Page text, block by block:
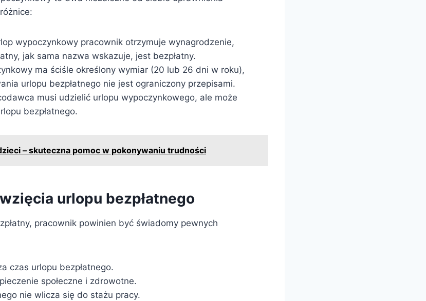
wypoczynkowy pracownik otrzymuje wynagrodzenie,
jak sama nazwa wskazuje, jest bezpłatny.
ma ściśle określony wymiar (20 lub 26 dni w roku),
urlopu bezpłatnego nie jest ograniczony przepisami.
musi udzielić urlopu wypoczynkowego, ale może
bezpłatnego.
– skuteczna pomoc w pokonywaniu trudności
urlopu bezpłatnego
pracownik powinien być świadomy pewnych
czas urlopu bezpłatnego.
społeczne i zdrowotne.
nie wlicza się do stażu pracy.